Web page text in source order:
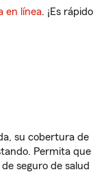
en línea. ¡Es rápido
su cobertura de
Permita que
seguro de salud